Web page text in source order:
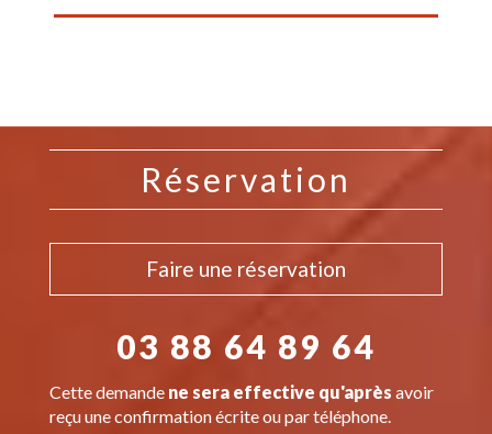
Réservation
Faire une réservation
03 88 64 89 64
Cette demande ne sera effective qu'après avoir
reçu une confirmation écrite ou par téléphone.